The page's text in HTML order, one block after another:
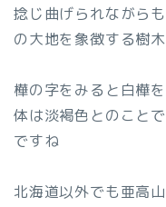
捻じ曲げられながら
の大地を象徴する樹
樺の字をみると白樺
体は淡褐色とのこと
ですね
北海道以外でも亜高